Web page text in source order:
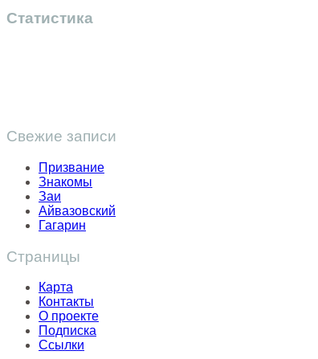
Статистика
Свежие записи
Призвание
Знакомы
Заи
Айвазовский
Гагарин
Страницы
Карта
Контакты
О проекте
Подписка
Ссылки